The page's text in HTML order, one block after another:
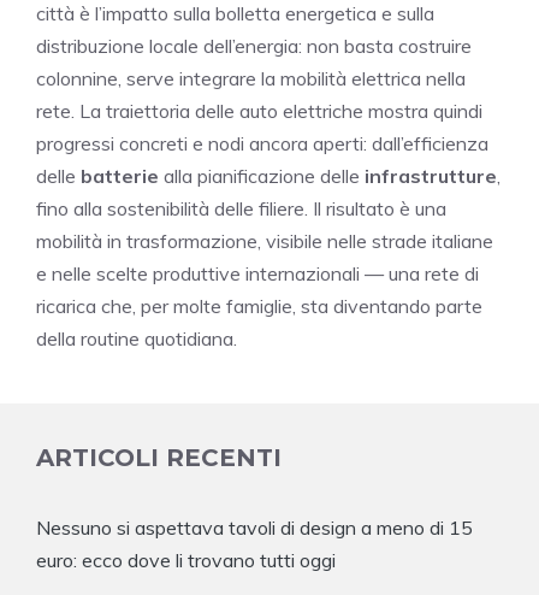
città è l’impatto sulla bolletta energetica e sulla
distribuzione locale dell’energia: non basta costruire
colonnine, serve integrare la mobilità elettrica nella
rete. La traiettoria delle auto elettriche mostra quindi
progressi concreti e nodi ancora aperti: dall’efficienza
delle batterie alla pianificazione delle infrastrutture,
fino alla sostenibilità delle filiere. Il risultato è una
mobilità in trasformazione, visibile nelle strade italiane
e nelle scelte produttive internazionali — una rete di
ricarica che, per molte famiglie, sta diventando parte
della routine quotidiana.
ARTICOLI RECENTI
Nessuno si aspettava tavoli di design a meno di 15
euro: ecco dove li trovano tutti oggi